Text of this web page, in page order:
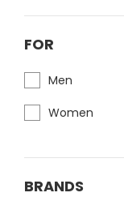
FOR
Men
Women
BRANDS